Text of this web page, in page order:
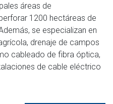
áreas de
1200 hectáreas de
se especializan en
drenaje de campos
cableado de fibra óptica,
de cable eléctrico